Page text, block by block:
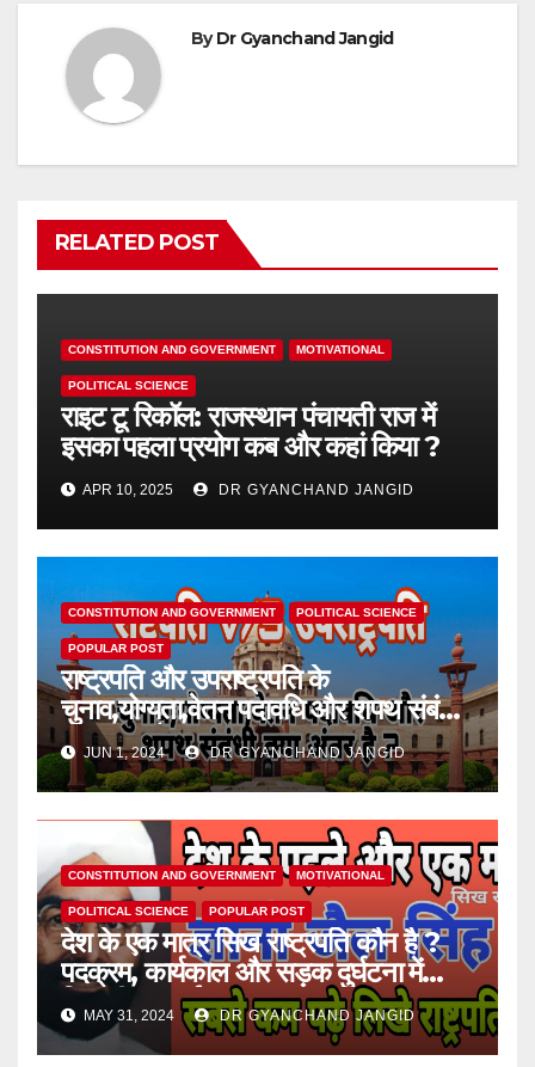
ByDr Gyanchand Jangid
RELATED POST
CONSTITUTION AND GOVERNMENT MOTIVATIONAL
POLITICAL SCIENCE
राइट टू रिकॉल: राजस्थान पंचायती राज में
इसका पहला प्रयोग कब और कहां किया ?
APR 10, 2025 DR GYANCHAND JANGID
CONSTITUTION AND GOVERNMENT POLITICAL SCIENCE
POPULAR POST
राष्ट्रपति और उपराष्ट्रपति के
चुनाव,योग्यता,वेतन पदावधि और शपथ संबंधी
क्या अंतर है ?
JUN 1, 2024 DR GYANCHAND JANGID
CONSTITUTION AND GOVERNMENT MOTIVATIONAL
POLITICAL SCIENCE POPULAR POST
देश के एक मात्र सिख राष्ट्रपति कौन है ?
पदक्रम, कार्यकाल और सड़क दुर्घटना में
जिनकी मृत्यु हुई।
MAY 31, 2024 DR GYANCHAND JANGID